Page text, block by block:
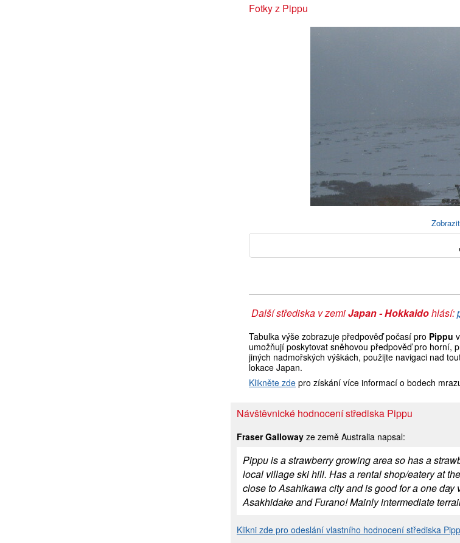
Fotky z Pippu
Další střediska v zemiJapan - Hokkaidohlásí:
Tabulka výše zobrazuje předpověď počasí pro Pippu
umožňují poskytovat sněhovou předpověď pro horní,
jiných nadmořských výškách, použijte navigaci nad
lokace Japan.
Klikněte zde pro získání více informací o bodech
Návštěvnické hodnocení střediska Pippu
Fraser Galloway ze země Australia napsal:
Pippu is a strawberry growing area so has a
local village ski hill. Has a rental shop/eatery at
close to Asahikawa city and is good for a one
Asakhidake and Furano! Mainly intermediate
Klikni zde pro odeslání vlastního hodnocení střediska